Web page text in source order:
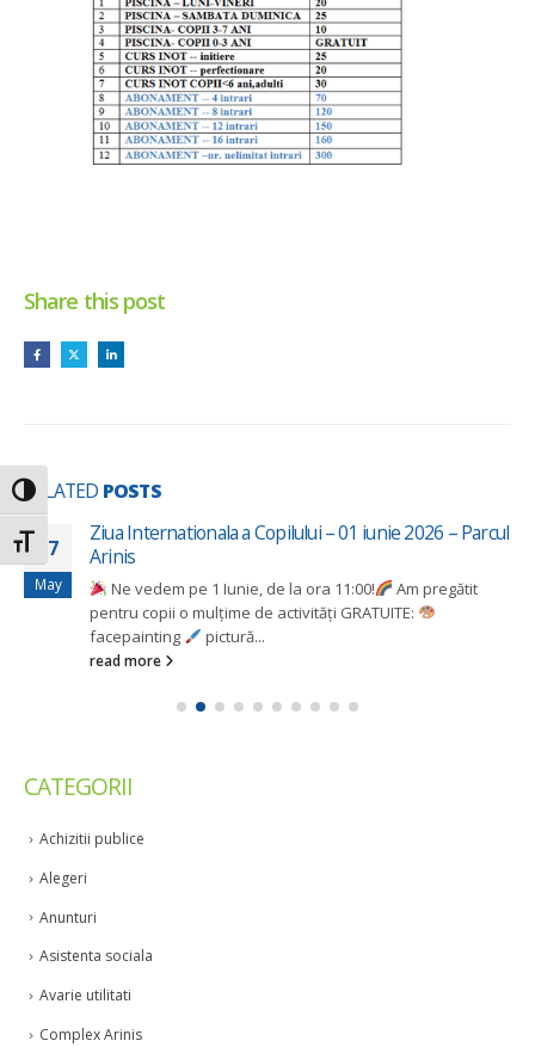
Toggle High Contrast
Toggle Font size
Share this post
RELATED POSTS
27
May
Ziua Internationala a Copilului – 01 iunie 2026 – Parcul
Arinis
Ne vedem pe 1 Iunie, de la ora 11:00!
Am pregătit
pentru copii o mulțime de activități GRATUITE:
facepainting
pictură...
read more
CATEGORII
Achizitii publice
Alegeri
Anunturi
Asistenta sociala
Avarie utilitati
Complex Arinis